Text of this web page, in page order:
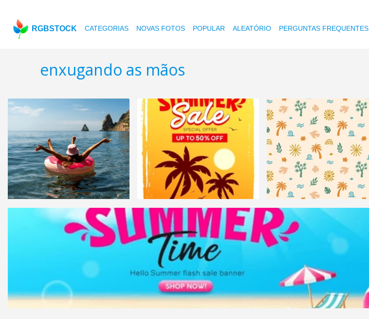
RGBSTOCK CATEGORIAS NOVAS FOTOS POPULAR ALEATÓRIO PERGUNTAS FREQUENTES
enxugando as mãos